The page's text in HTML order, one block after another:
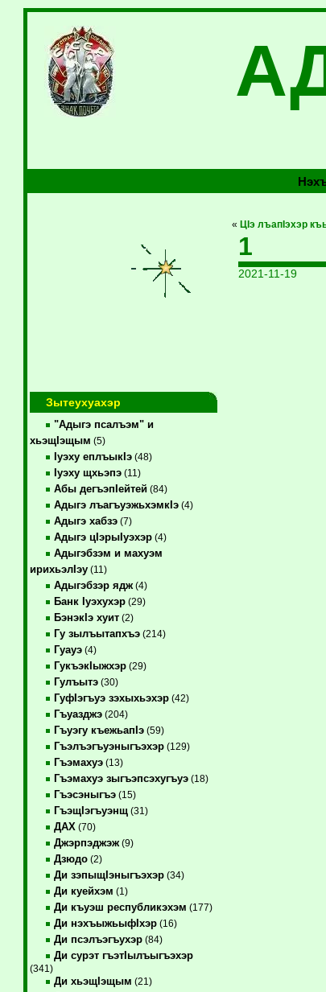
Зытеухуахэр
"Адыгэ псалъэм" и
хьэщIэщым (5)
Iуэху еплъыкIэ(48)
Iуэху щхьэпэ(11)
Абы дегъэпIейтей(84)
Адыгэ лъагъуэжьхэмкIэ(4)
Адыгэ хабзэ(7)
Адыгэ цIэрыIуэхэр(4)
Адыгэбзэм и махуэм
ирихьэлIэу(11)
Адыгэбзэр ядж(4)
Банк Iуэхухэр(29)
БэнэкIэ хуит(2)
Гу зылъытапхъэ(214)
Гуауэ(4)
ГукъэкIыжхэр(29)
Гулъытэ(30)
ГуфIэгъуэ зэхыхьэхэр(42)
Гъуазджэ(204)
Гъуэгу къежьапIэ(59)
Гъэлъэгъуэныгъэхэр(129)
Гъэмахуэ(13)
Гъэмахуэ зыгъэпсэхугъуэ(18)
Гъэсэныгъэ(15)
ГъэщIэгъуэнщ(31)
ДАХ (70)
Джэрпэджэж(9)
Дзюдо(2)
Ди зэпыщIэныгъэхэр(34)
Ди куейхэм (1)
Ди къуэш республикэхэм (177)
Ди нэхъыжьыфIхэр(16)
Ди псэлъэгъухэр(84)
Ди сурэт гъэтIылъыгъэхэр
(341)
Ди хьэщIэщым (21)
« ЦIэ лъапIэхэр
1
2021-11-19